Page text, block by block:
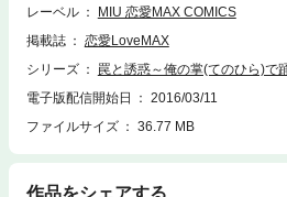
編集したものです。デジタル配信版の雑誌
リーピンク」をお求めになった方は、コン
ざいますので、ご注意ください。
レーベル
MIU 恋愛MAX COMICS
掲載誌
恋愛LoveMAX
シリーズ
罠と誘惑～俺の掌(てのひら)で
電子版配信開始日
2016/03/11
ファイルサイズ
36.77 MB